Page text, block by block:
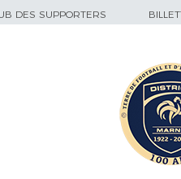
DES SUPPORTERS